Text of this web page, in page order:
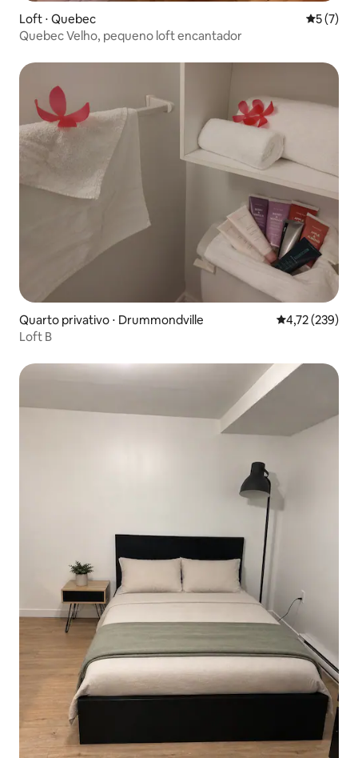
Loft ⋅ Quebec 5 de
5 (7)
Quebec Velho, pequeno loft encantador
Quarto privativo ⋅ Drummondville 4,72 de uma
4,72 (239)
Loft B